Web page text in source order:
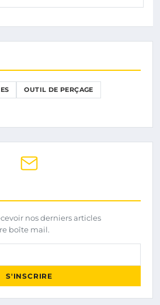
OUTIL DE PERÇAGE
nos derniers articles
boîte mail.
S'INSCRIRE